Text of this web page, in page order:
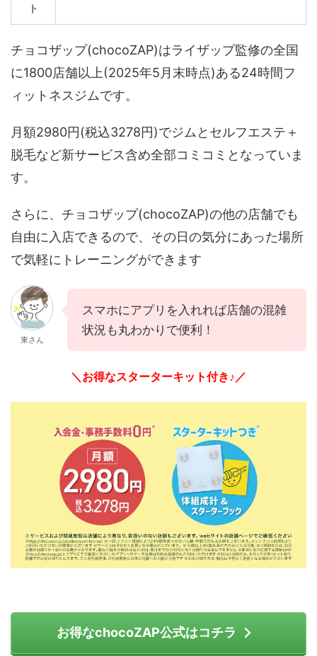
ト
チョコザップ(chocoZAP)はライザップ監修の全国
に1800店舗以上(2025年5月末時点)ある24時間フ
ィットネスジムです。
月額2980円(税込3278円)でジムとセルフエステ＋
脱毛など新サービス含め全部コミコミとなっていま
す。
さらに、チョコザップ(chocoZAP)の他の店舗でも
自由に入店できるので、その日の気分にあった場所
で気軽にトレーニングができます
東さん
スマホにアプリを入れれば店舗の混雑
状況も丸わかりで便利！
＼お得なスターターキット付き♪／
お得なchocoZAP公式はコチラ